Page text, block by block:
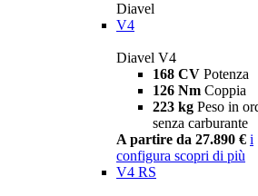
Diavel
V4
Diavel V4
168 CV Potenza
126 Nm Coppia
223 kg Peso in
senza carburante
A partire da 27.890 € i
configura scopri di più
V4 RS